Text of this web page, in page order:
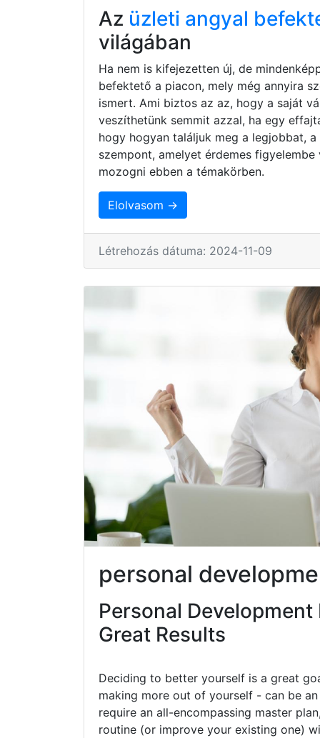
Az üzleti angyal
világában
Ha nem is kifejezetten új, de
befektető a piacon, mely még annyira
ismert. Ami biztos az az, hogy a saját
veszíthetünk semmit azzal, ha egy
hogy hogyan találjuk meg a legjobbat,
szempont, amelyet érdemes
mozogni ebben a témakörben.
Elolvasom →
Létrehozás dátuma: 2024-11-09
personal
Personal
Great Results
Deciding to better yourself is a great
making more out of yourself - can be
require an all-encompassing master
routine (or improve your existing one)